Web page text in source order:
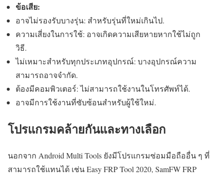
ข้อเสีย:
อาจไม่รองรับบางรุ่น: สำหรับรุ่นที่ใหม่เกินไป.
ความเสี่ยงในการใช้: อาจเกิดความเสียหายหากใช้ไม่ถูก
วิธี.
ไม่เหมาะสำหรับทุกประเภทอุปกรณ์: บางอุปกรณ์ความ
สามารถอาจจำกัด.
ต้องมีคอมพิวเตอร์: ไม่สามารถใช้งานในโทรศัพท์ได้.
อาจมีการใช้งานที่ซับซ้อนสำหรับผู้ใช้ใหม่.
โปรแกรมคล้ายกันและทางเลือก
นอกจาก Android Multi Tools ยังมีโปรแกรมซ่อมมือถืออื่น ๆ ที่
สามารถใช้แทนได้ เช่น Easy FRP Tool 2020, SamFW FRP